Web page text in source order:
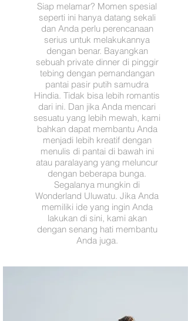
Siap melamar? Momen spesial
seperti ini hanya datang sekali
dan Anda perlu perencanaan
serius untuk melakukannya
dengan benar. Bayangkan
sebuah private dinner di pinggir
tebing dengan pemandangan
pantai pasir putih samudra
Hindia. Tidak bisa lebih romantis
dari ini. Dan jika Anda mencari
sesuatu yang lebih mewah, kami
bahkan dapat membantu Anda
menjadi lebih kreatif dengan
menulis di pantai di bawah ini
atau paralayang yang meluncur
dengan beberapa bunga.
Segalanya mungkin di
Wonderland Uluwatu. Jika Anda
memiliki ide yang ingin Anda
lakukan di sini, kami akan
dengan senang hati membantu
Anda juga.